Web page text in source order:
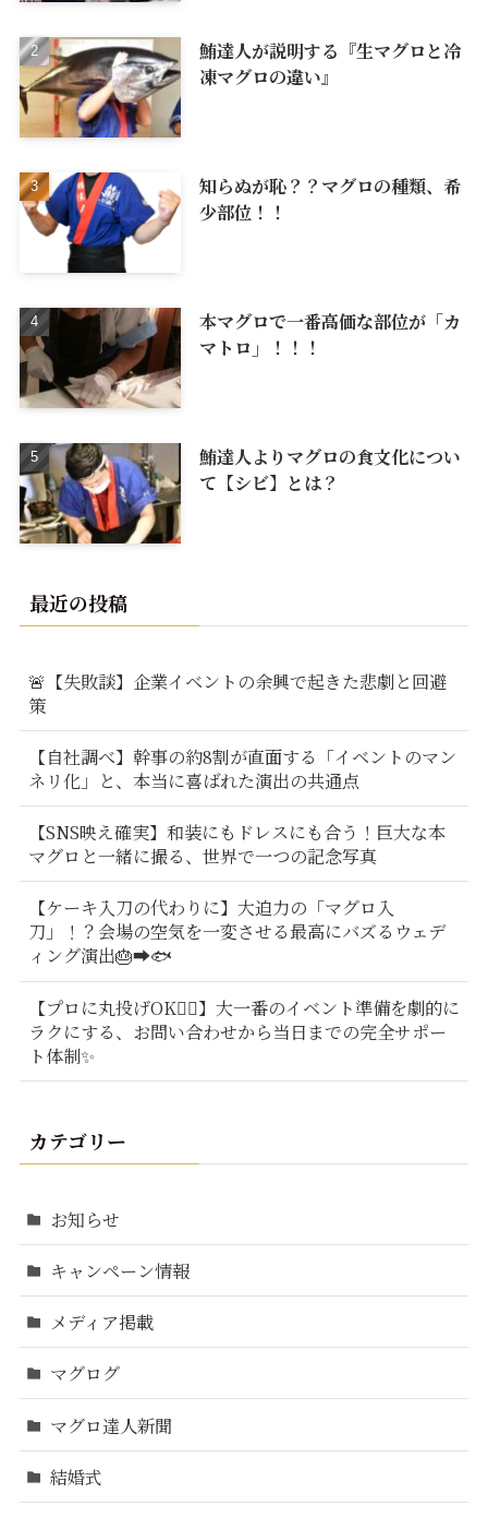
鮪達人が説明する『生マグロと冷
凍マグロの違い』
知らぬが恥？？マグロの種類、希
少部位！！
本マグロで一番高価な部位が「カ
マトロ」！！！
鮪達人よりマグロの食文化につい
て【シビ】とは？
最近の投稿
🚨【失敗談】企業イベントの余興で起きた悲劇と回避
策
【自社調べ】幹事の約8割が直面する「イベントのマン
ネリ化」と、本当に喜ばれた演出の共通点
【SNS映え確実】和装にもドレスにも合う！巨大な本
マグロと一緒に撮る、世界で一つの記念写真
【ケーキ入刀の代わりに】大迫力の「マグロ入
刀」！？会場の空気を一変させる最高にバズるウェデ
ィング演出🎂➡️🐟
【プロに丸投げOK🙆‍♂️】大一番のイベント準備を劇的に
ラクにする、お問い合わせから当日までの完全サポー
ト体制✨
カテゴリー
お知らせ
キャンペーン情報
メディア掲載
マグログ
マグロ達人新聞
結婚式